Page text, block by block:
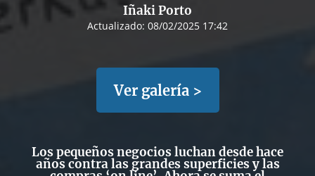
Iñaki Porto
Actualizado: 08/02/2025 17:42
Ver galería >
Los pequeños negocios luchan desde hace
años contra las grandes superficies y las